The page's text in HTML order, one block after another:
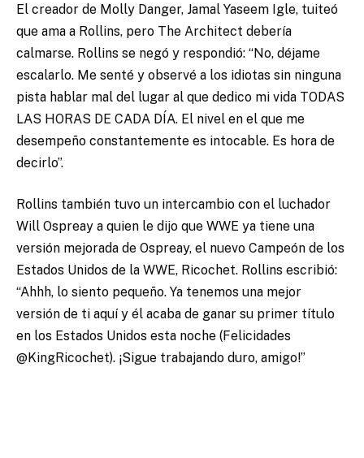
El creador de Molly Danger, Jamal Yaseem Igle, tuiteó
que ama a Rollins, pero The Architect debería
calmarse. Rollins se negó y respondió: “No, déjame
escalarlo. Me senté y observé a los idiotas sin ninguna
pista hablar mal del lugar al que dedico mi vida TODAS
LAS HORAS DE CADA DÍA. El nivel en el que me
desempeño constantemente es intocable. Es hora de
decirlo”.
Rollins también tuvo un intercambio con el luchador
Will Ospreay a quien le dijo que WWE ya tiene una
versión mejorada de Ospreay, el nuevo Campeón de los
Estados Unidos de la WWE, Ricochet. Rollins escribió:
“Ahhh, lo siento pequeño. Ya tenemos una mejor
versión de ti aquí y él acaba de ganar su primer título
en los Estados Unidos esta noche (Felicidades
@KingRicochet). ¡Sigue trabajando duro, amigo!”